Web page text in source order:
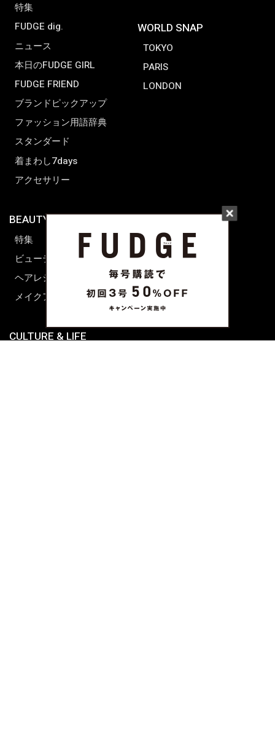
特集
FUDGE dig.
ニュース
本日のFUDGE GIRL
FUDGE FRIEND
ブランドピックアップ
ファッション用語辞典
スタンダード
着まわし7days
アクセサリー
WORLD SNAP
TOKYO
PARIS
LONDON
BEAUTY & HAIR
特集
ビューティーニュース
ヘアレシピ ストーリーズ
メイクアップティップス
CULTURE & LIFE
FUDGENA
ファッション
ビューティー
レシピ
ライフスタイル